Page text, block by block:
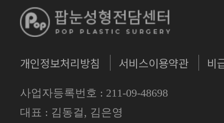
개인정보처리방침 서비스이용약관 비
사업자등록번호 : 211-09-48698
대표 : 김동걸, 김은영